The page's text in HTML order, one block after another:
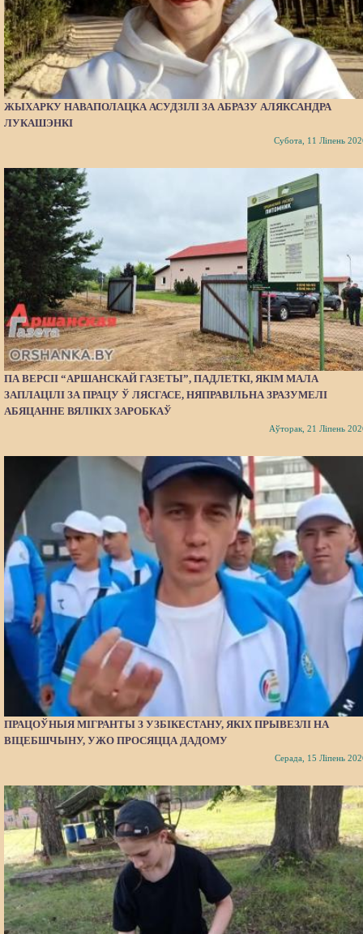
ЖЫХАРКУ НАВАПОЛАЦКА АСУДЗІЛІ ЗА АБРАЗУ АЛЯКСАНДРА
ЛУКАШЭНКІ
Субота, 11 Ліпень
ПА ВЕРСІІ “АРШАНСКАЙ ГАЗЕТЫ”, ПАДЛЕТКІ, ЯКІМ МАЛА
ЗАПЛАЦІЛІ ЗА ПРАЦУ Ў ЛЯСГАСЕ, НЯПРАВІЛЬНА ЗРАЗУМЕЛІ
АБЯЦАННЕ ВЯЛІКІХ ЗАРОБКАЎ
Аўторак, 21 Ліпень
ПРАЦОЎНЫЯ МІГРАНТЫ З УЗБІКЕСТАНУ, ЯКІХ ПРЫВЕЗЛІ НА
ВІЦЕБШЧЫНУ, УЖО ПРОСЯЦЦА ДАДОМУ
Серада, 15 Ліпень